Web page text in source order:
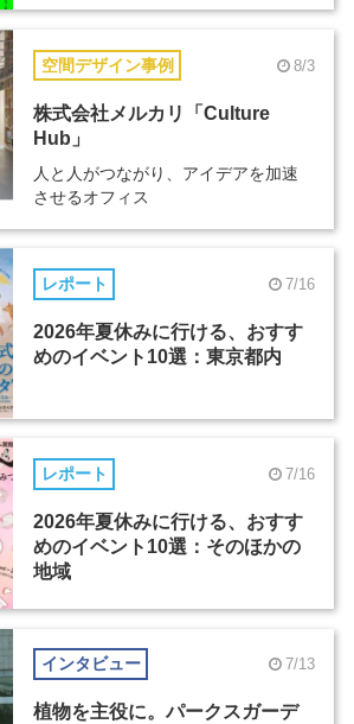
空間デザイン事例 8/3
株式会社メルカリ「Culture
Hub」
人と人がつながり、アイデアを加速
させるオフィス
レポート 7/16
2026年夏休みに行ける、おすす
めのイベント10選：東京都内
レポート 7/16
2026年夏休みに行ける、おすす
めのイベント10選：そのほかの
地域
インタビュー 7/13
植物を主役に。パークスガーデ